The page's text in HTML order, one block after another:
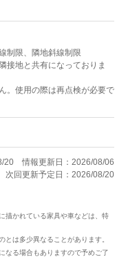
制限、隣地斜線制限
接地と共有になっておりま
。使用の際は再点検が必要で
20
情報更新日：2026/08/06
次回更新予定日：2026/08/20
描かれている家具や車などは、特
は多少異なることがあります。
なる場合もありますので予めご了